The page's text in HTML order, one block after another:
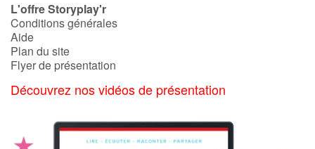
Les animaux
Voyage, épopée, enquête, aventure
Autour du monde
Apprentissage
L'offre Storyplay'r
Conditions générales
Aide
Plan du site
Flyer de présentation
Découvrez nos vidéos de présentation